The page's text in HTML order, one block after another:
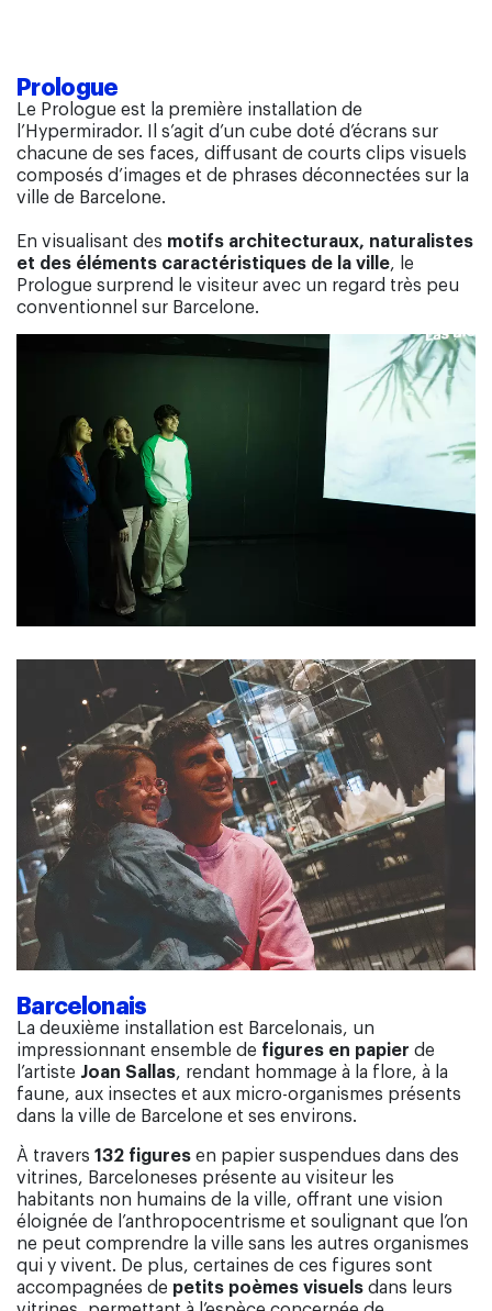
Prologue
Le Prologue est la première installation de
l’Hypermirador. Il s’agit d’un cube doté d’écrans sur
chacune de ses faces, diffusant de courts clips visuels
composés d’images et de phrases déconnectées sur la
ville de Barcelone.
En visualisant des motifs architecturaux, naturalistes
et des éléments caractéristiques de la ville, le
Prologue surprend le visiteur avec un regard très peu
conventionnel sur Barcelone.
Barcelonais
La deuxième installation est Barcelonais, un
impressionnant ensemble de figures en papier de
l’artiste Joan Sallas, rendant hommage à la flore, à la
faune, aux insectes et aux micro-organismes présents
dans la ville de Barcelone et ses environs.
À travers 132 figuresen papier suspendues dans des
vitrines, Barceloneses présente au visiteur les
habitants non humains de la ville, offrant une vision
éloignée de l’anthropocentrisme et soulignant que l’on
ne peut comprendre la ville sans les autres organismes
qui y vivent. De plus, certaines de ces figures sont
accompagnées de petits poèmes visuelsdans leurs